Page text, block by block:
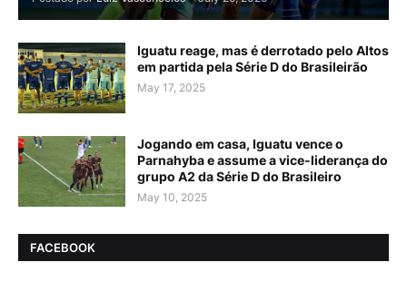
Iguatu reage, mas é derrotado pelo Altos
em partida pela Série D do Brasileirão
May 17, 2025
Jogando em casa, Iguatu vence o
Parnahyba e assume a vice-liderança do
grupo A2 da Série D do Brasileiro
May 10, 2025
FACEBOOK